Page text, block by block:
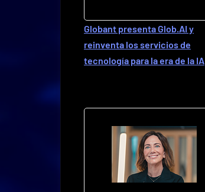
Globant presenta Glob.AI y
reinventa los servicios de
tecnología para la era de la IA